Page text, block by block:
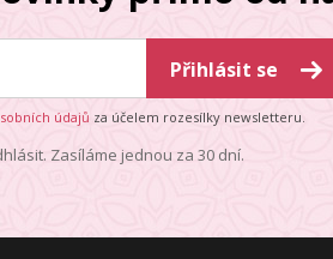
Přihlásit se
údajů za účelem rozesílky newsletteru.
Zasíláme jednou za 30 dní.